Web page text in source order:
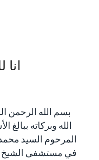
انا
بسم الله الرحمن
الله وبركاته ببالغ
المرحوم السيد
في مستشفى الشيخ